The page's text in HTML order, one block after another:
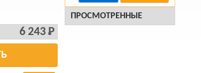
ПРОСМОТРЕННЫЕ
6 243 Р